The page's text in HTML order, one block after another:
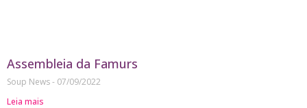
Assembleia da Famurs
Soup News
07/09/2022
Leia mais